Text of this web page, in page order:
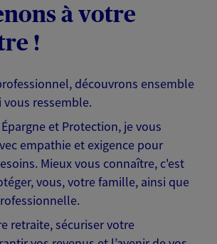
à votre
!
découvrons ensemble
vous ressemble.
et Protection, je vous
empathie et exigence pour
Mieux vous connaître, c'est
vous, votre famille, ainsi que
retraite, sécuriser votre